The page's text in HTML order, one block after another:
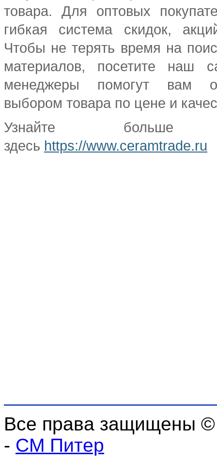
товара. Для оптовых
гибкая система скидок,
Чтобы не терять время на
материалов, посетите наш
менеджеры помогут вам
выбором товара по цене и
Узнайте больше
здесь https://www.ceramtrade.ru
Все права защищены
- СМ Питер